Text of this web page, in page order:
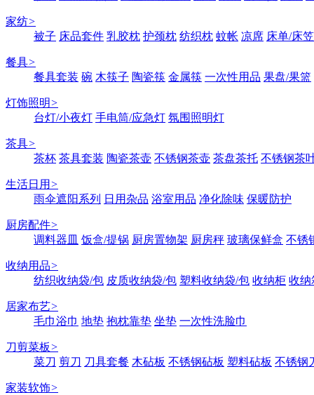
家纺>
被子 床品套件 乳胶枕 护颈枕 纺织枕 蚊帐 凉席 床单/床笠
餐具>
餐具套装 碗 木筷子 陶瓷筷 金属筷 一次性用品 果盘/果篮
灯饰照明>
台灯/小夜灯 手电筒/应急灯 氛围照明灯
茶具>
茶杯 茶具套装 陶瓷茶壶 不锈钢茶壶 茶盘茶托 不锈钢茶
生活日用 >
雨伞遮阳系列
日用杂品 浴室用品 净化除味 保暖防护
厨房配件>
调料器皿 饭盒/提锅 厨房置物架 厨房秤 玻璃保鲜盒 不锈
收纳用品>
纺织收纳袋/包 皮质收纳袋/包 塑料收纳袋/包 收纳柜 收纳
居家布艺>
毛巾浴巾 地垫 抱枕靠垫 坐垫 一次性洗脸巾
刀剪菜板>
菜刀 剪刀 刀具套餐 木砧板 不锈钢砧板 塑料砧板 不锈钢
家装软饰>